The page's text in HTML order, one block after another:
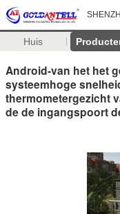
Huis
Android-van het het
systeemhoge
thermometergezicht
de de ingangspoort